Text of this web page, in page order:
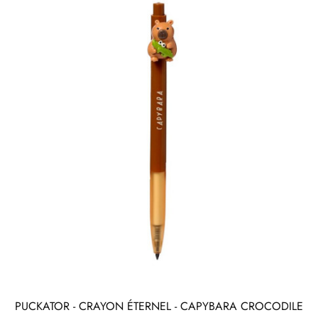
PUCKATOR - CRAYON ÉTERNEL - CAPYBARA CROCODILE